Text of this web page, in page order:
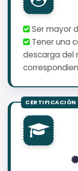
Ser mayor
Tener una
descarga del